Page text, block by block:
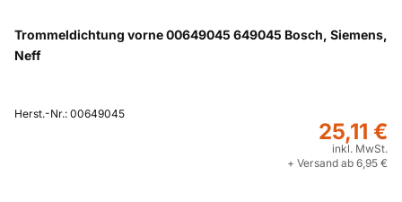
Trommeldichtung vorne 00649045 649045 Bosch, Siemens,
Neff
Herst.-Nr.: 00649045
25,11 €
inkl. MwSt.
+ Versand ab 6,95 €